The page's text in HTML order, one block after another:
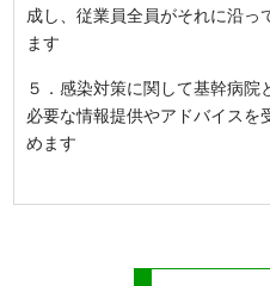
成し、従業員全員がそれに沿っ
ます
５．感染対策に関して基幹病院
必要な情報提供やアドバイスを
めます